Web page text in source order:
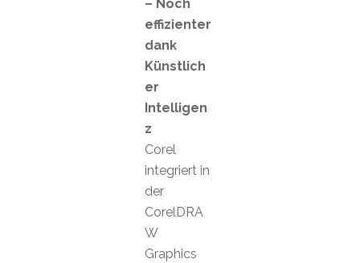
– Noch
effizienter
dank
Künstlich
er
Intelligen
z
Corel
integriert in
der
CorelDRA
W
Graphics